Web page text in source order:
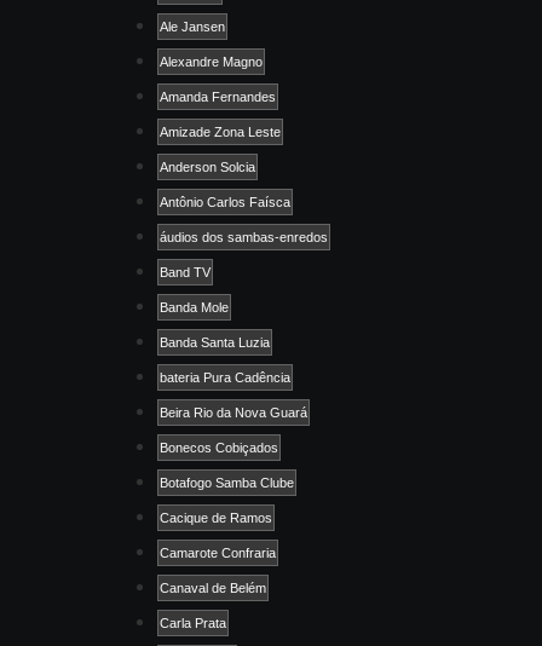
Ale Jansen
Alexandre Magno
Amanda Fernandes
Amizade Zona Leste
Anderson Solcia
Antônio Carlos Faísca
áudios dos sambas-enredos
Band TV
Banda Mole
Banda Santa Luzia
bateria Pura Cadência
Beira Rio da Nova Guará
Bonecos Cobiçados
Botafogo Samba Clube
Cacique de Ramos
Camarote Confraria
Canaval de Belém
Carla Prata